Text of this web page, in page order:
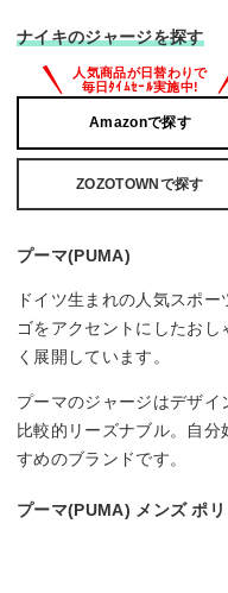
ナイキのジャージを探す
Amazonで探す
ZOZOTOWNで探す
プーマ(PUMA)
ドイツ生まれの人気スポ
ゴをアクセントにしたお
く展開しています。
プーマのジャージはデザイ
比較的リーズナブル。自
すめのブランドです。
プーマ(PUMA) メンズ ポ